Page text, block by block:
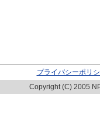
プライバシーポリ
Copyright (C) 2005